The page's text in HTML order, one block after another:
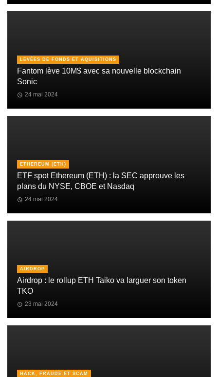
LEVÉES DE FONDS ET AQUISITIONS
Fantom lève 10M$ avec sa nouvelle blockchain
Sonic
24 mai 2024
ETHEREUM (ETH)
ETF spot Ethereum (ETH) : la SEC approuve les
plans du NYSE, CBOE et Nasdaq
24 mai 2024
AIRDROP
Airdrop : le rollup ETH Taiko va larguer son token
TKO
23 mai 2024
HACK, FRAUDE ET SCAM